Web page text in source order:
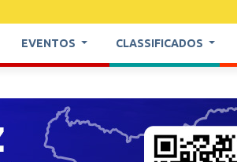
EVENTOS CLASSIFICADOS